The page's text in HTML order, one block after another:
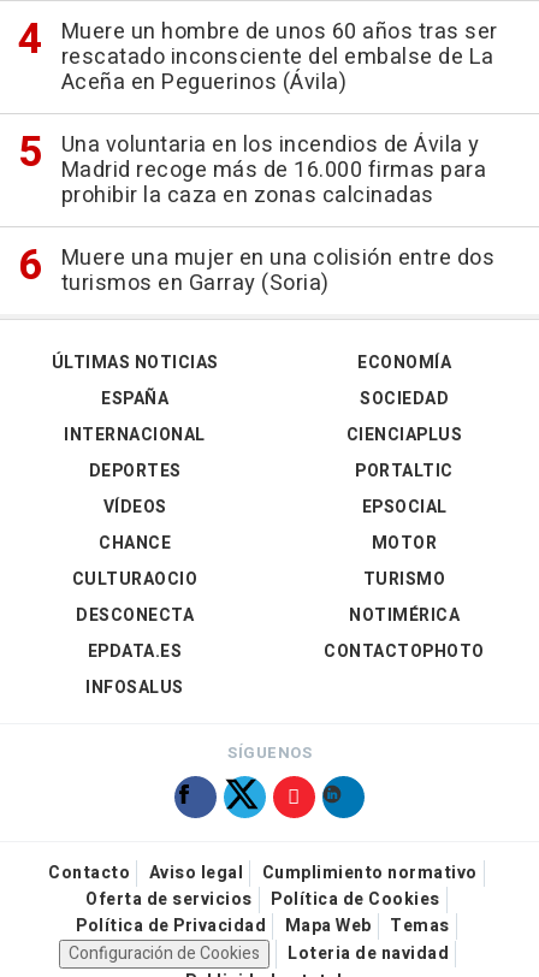
Muere un hombre de unos 60 años tras ser
rescatado inconsciente del embalse de La
Aceña en Peguerinos (Ávila)
Una voluntaria en los incendios de Ávila y
Madrid recoge más de 16.000 firmas para
prohibir la caza en zonas calcinadas
Muere una mujer en una colisión entre dos
turismos en Garray (Soria)
ÚLTIMAS NOTICIAS
ESPAÑA
INTERNACIONAL
DEPORTES
VÍDEOS
ECONOMÍA
SOCIEDAD
CIENCIAPLUS
PORTALTIC
EPSOCIAL
CHANCE
CULTURAOCIO
DESCONECTA
EPDATA.ES
INFOSALUS
MOTOR
TURISMO
NOTIMÉRICA
CONTACTOPHOTO
SÍGUENOS
Contacto Aviso legal
Cumplimiento normativo
Oferta de servicios
Política de Cookies
Política de Privacidad
Mapa Web
Temas
Configuración de Cookies
Loteria de navidad